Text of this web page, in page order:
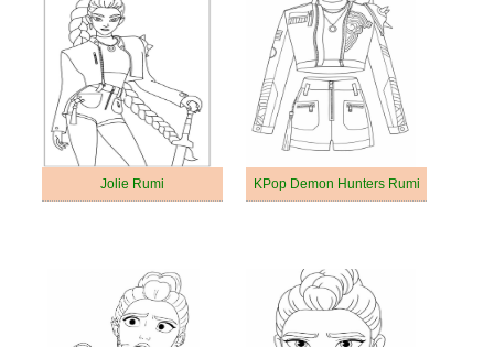
Jolie Rumi KPop Demon Hunters Rumi